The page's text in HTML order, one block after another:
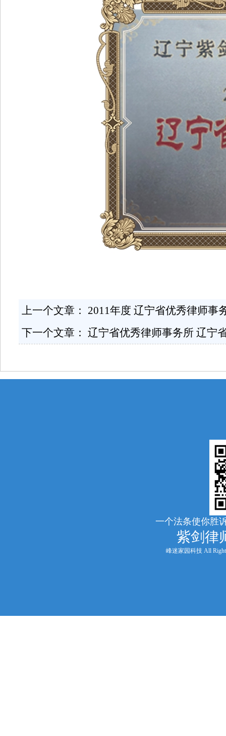
上一个文章： 2011年度 辽宁省优秀律师事
下一个文章： 辽宁省优秀律师事务所 辽宁
一个法条使你胜
紫剑律
峰迷家园科技 All